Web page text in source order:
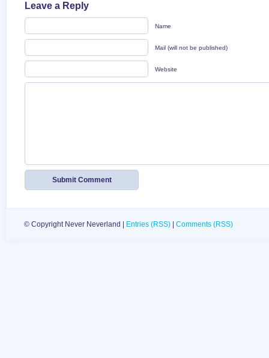
Leave a Reply
Name
Mail (will not be published)
Website
© Copyright Never Neverland | Entries (RSS) Comments (RSS)